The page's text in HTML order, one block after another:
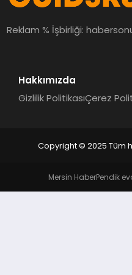
MAGAZIN
Reklam % İşbirliği:
Hakkımızda
Gizlilik PolitikasıÇerez
Copyright © 2025 Tüm
Mersin HaberPendik